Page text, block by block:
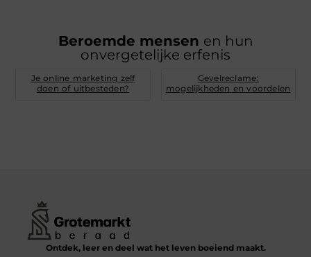
Beroemde mensen en hun
onvergetelijke erfenis
Je online marketing zelf
doen of uitbesteden?
Gevelreclame:
mogelijkheden en voordelen
Ontdek, leer en deel wat het leven boeiend maakt.